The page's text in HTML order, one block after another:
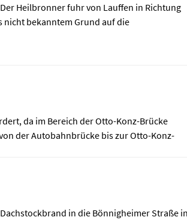
Heilbronner fuhr von Lauffen in Richtung
nicht bekanntem Grund auf die
da im Bereich der Otto-Konz-Brücke
der Autobahnbrücke bis zur Otto-Konz-
in die Bönnigheimer Straße